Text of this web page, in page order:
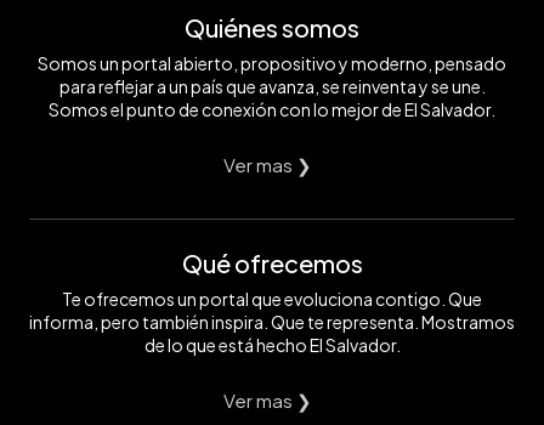
Quiénes somos
Somos un portal abierto, propositivo y moderno, pensado
para reflejar a un país que avanza, se reinventa y se une.
Somos el punto de conexión con lo mejor de El Salvador.
Ver mas ❯
Qué ofrecemos
Te ofrecemos un portal que evoluciona contigo. Que
informa, pero también inspira. Que te representa. Mostramos
de lo que está hecho El Salvador.
Ver mas ❯